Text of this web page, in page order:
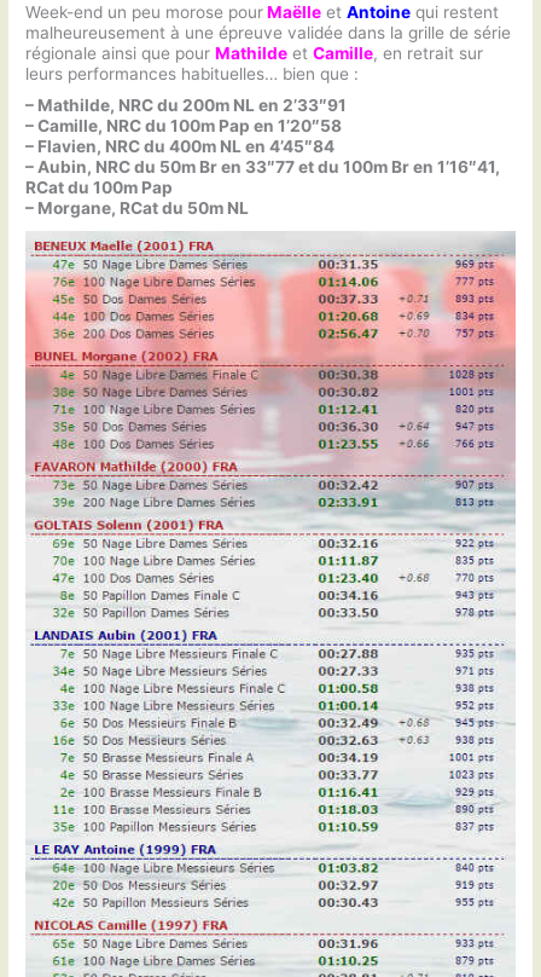
Week-end un peu morose pourMaëlle etAntoine qui restent
malheureusement à une épreuve validée dans la grille de série
régionale ainsi que pourMathilde etCamille, en retrait sur
leurs performances habituelles… bien que :
– Mathilde, NRC du 200m NL en 2’33″91
– Camille, NRC du 100m Pap en 1’20″58
– Flavien, NRC du 400m NL en 4’45″84
– Aubin, NRC du 50m Br en 33″77 et du 100m Br en 1’16″41,
RCat du 100m Pap
– Morgane, RCat du 50m NL